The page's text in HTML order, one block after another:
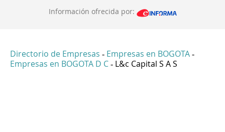
Información ofrecida por:
Directorio de Empresas - Empresas en BOGOTA -
Empresas en BOGOTA D C - L&c Capital S A S